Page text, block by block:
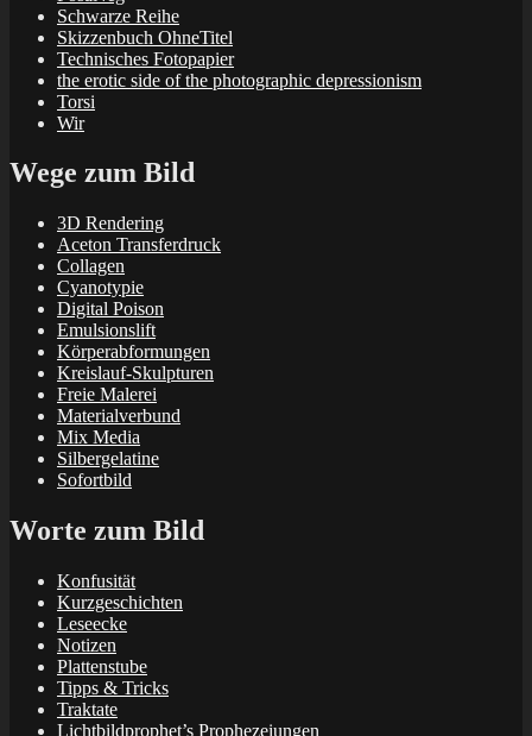
Schwarze Reihe
Skizzenbuch OhneTitel
Technisches Fotopapier
the erotic side of the photographic depressionism
Torsi
Wir
Wege zum Bild
3D Rendering
Aceton Transferdruck
Collagen
Cyanotypie
Digital Poison
Emulsionslift
Körperabformungen
Kreislauf-Skulpturen
Freie Malerei
Materialverbund
Mix Media
Silbergelatine
Sofortbild
Worte zum Bild
Konfusität
Kurzgeschichten
Leseecke
Notizen
Plattenstube
Tipps & Tricks
Traktate
Lichtbildprophet’s Prophezeiungen